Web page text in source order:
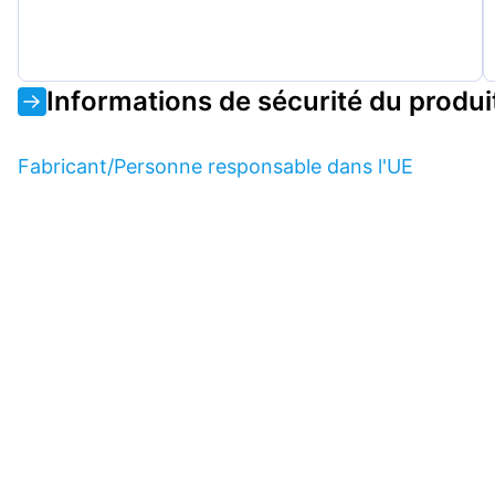
Informations de sécurité du
Fabricant/Personne responsable dans l'UE